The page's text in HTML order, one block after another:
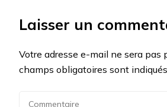
Laisser un
Votre adresse e-mail ne sera pas
champs obligatoires sont